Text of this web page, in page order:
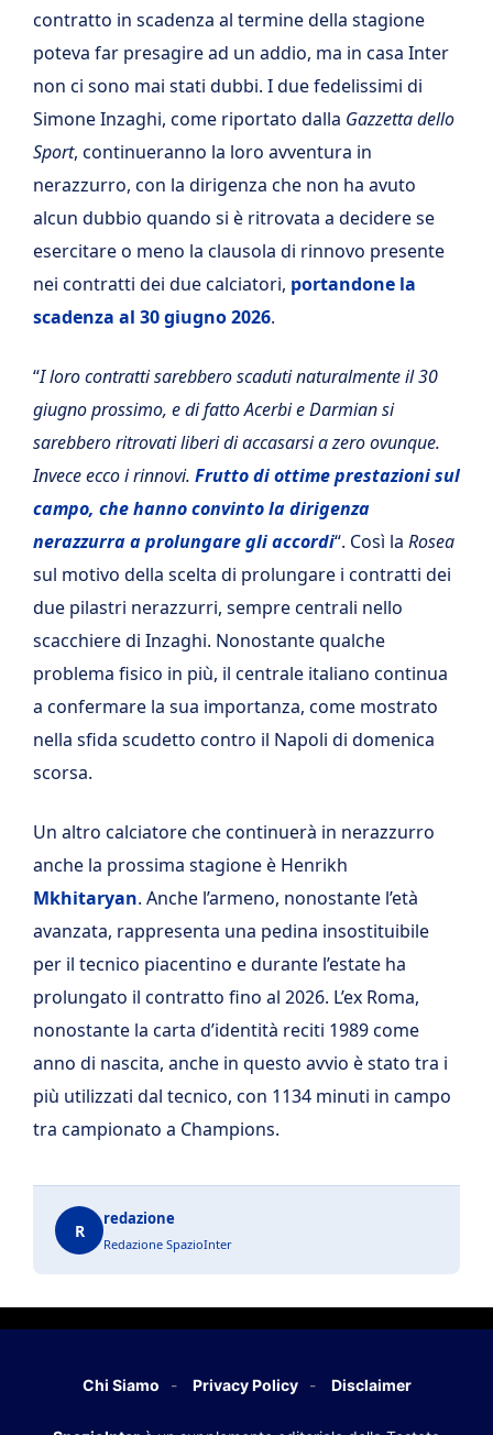
contratto in scadenza al termine della stagione
poteva far presagire ad un addio, ma in casa Inter
non ci sono mai stati dubbi. I due fedelissimi di
Simone Inzaghi, come riportato dalla Gazzetta dello
Sport, continueranno la loro avventura in
nerazzurro, con la dirigenza che non ha avuto
alcun dubbio quando si è ritrovata a decidere se
esercitare o meno la clausola di rinnovo presente
nei contratti dei due calciatori, portandone la
scadenza al 30 giugno 2026.
“I loro contratti sarebbero scaduti naturalmente il 30
giugno prossimo, e di fatto Acerbi e Darmian si
sarebbero ritrovati liberi di accasarsi a zero ovunque.
Invece ecco i rinnovi. Frutto di ottime prestazioni sul
campo, che hanno convinto la dirigenza
nerazzurra a prolungare gli accordi“. Così la Rosea
sul motivo della scelta di prolungare i contratti dei
due pilastri nerazzurri, sempre centrali nello
scacchiere di Inzaghi. Nonostante qualche
problema fisico in più, il centrale italiano continua
a confermare la sua importanza, come mostrato
nella sfida scudetto contro il Napoli di domenica
scorsa.
Un altro calciatore che continuerà in nerazzurro
anche la prossima stagione è Henrikh
Mkhitaryan. Anche l’armeno, nonostante l’età
avanzata, rappresenta una pedina insostituibile
per il tecnico piacentino e durante l’estate ha
prolungato il contratto fino al 2026. L’ex Roma,
nonostante la carta d’identità reciti 1989 come
anno di nascita, anche in questo avvio è stato tra i
più utilizzati dal tecnico, con 1134 minuti in campo
tra campionato a Champions.
R
redazione
Redazione SpazioInter
Chi Siamo Privacy Policy Disclaimer